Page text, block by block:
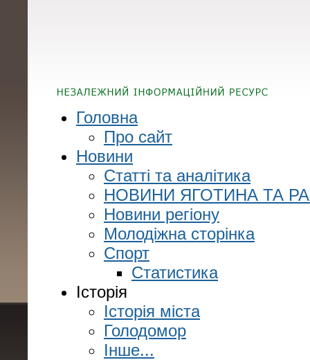
Головна
Про сайт
Новини
Статті та аналітика
НОВИНИ ЯГОТИНА ТА
Новини регіону
Молодіжна сторінка
Спорт
Статистика
Історія
Історія міста
Голодомор
Інше...